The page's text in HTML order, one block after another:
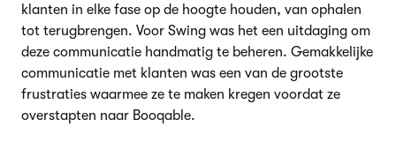
klanten in elke fase op de hoogte houden, van ophalen
tot terugbrengen. Voor Swing was het een uitdaging om
deze communicatie handmatig te beheren. Gemakkelijke
communicatie met klanten was een van de grootste
frustraties waarmee ze te maken kregen voordat ze
overstapten naar Booqable.